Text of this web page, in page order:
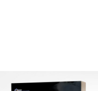
ini untuk komentar saya